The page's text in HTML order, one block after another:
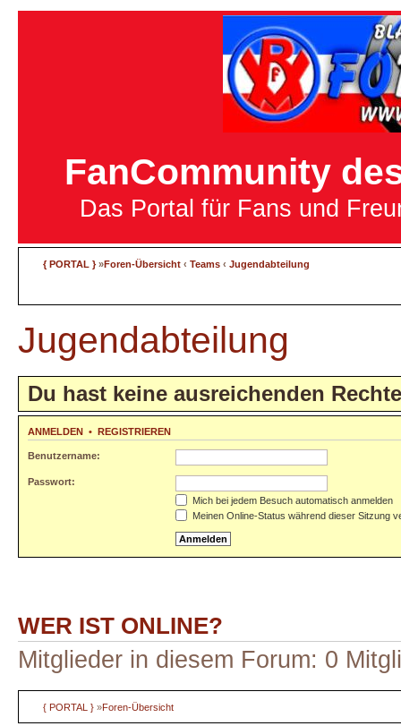
FanCommunity
Das Portal für Fans und
{ PORTAL }»Foren-Übersicht ‹ Teams ‹ Jugendabteilung
Jugendabteilung
Du hast keine ausreichenden
ANMELDEN • REGISTRIEREN
Benutzername:
Passwort:
Mich bei jedem Besuch automatisch anmelden
Meinen Online-Status während dieser Sitzung
WER IST ONLINE?
Mitglieder in diesem Forum: 0
{ PORTAL } »Foren-Übersicht